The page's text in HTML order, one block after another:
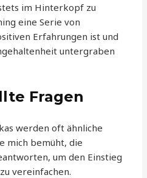
im Hinterkopf zu
eine Serie von
Erfahrungen ist und
untergraben
Fragen
werden oft ähnliche
mich bemüht, die
um den Einstieg
zu vereinfachen.